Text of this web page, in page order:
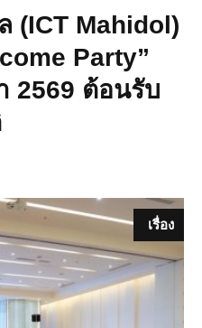
(ICT Mahidol)
Party”
2569 ต้อนรับ
เรื่อง